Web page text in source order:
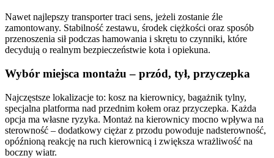
Nawet najlepszy transporter traci sens, jeżeli zostanie źle
zamontowany. Stabilność zestawu, środek ciężkości oraz sposób
przenoszenia sił podczas hamowania i skrętu to czynniki, które
decydują o realnym bezpieczeństwie kota i opiekuna.
Wybór miejsca montażu – przód, tył, przyczepka
Najczęstsze lokalizacje to: kosz na kierownicy, bagażnik tylny,
specjalna platforma nad przednim kołem oraz przyczepka. Każda
opcja ma własne ryzyka. Montaż na kierownicy mocno wpływa na
sterowność – dodatkowy ciężar z przodu powoduje nadsterowność,
opóźnioną reakcję na ruch kierownicą i zwiększa wrażliwość na
boczny wiatr.